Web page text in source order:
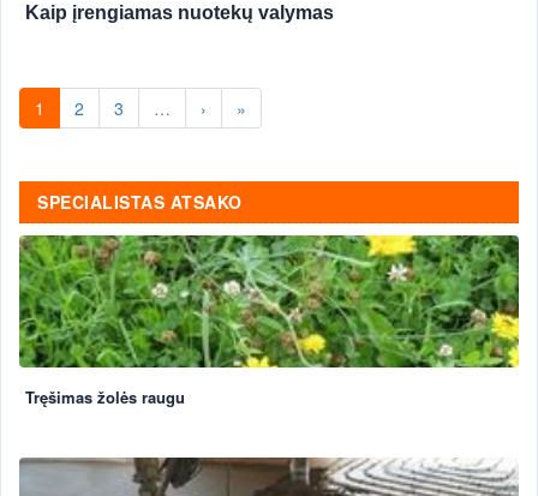
Kaip įrengiamas nuotekų valymas
1 2 3 … › »
SPECIALISTAS ATSAKO
Tręšimas žolės raugu